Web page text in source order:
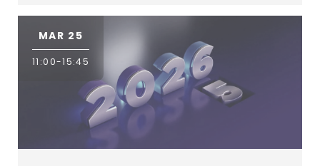
MAR 25
11:00-15:45